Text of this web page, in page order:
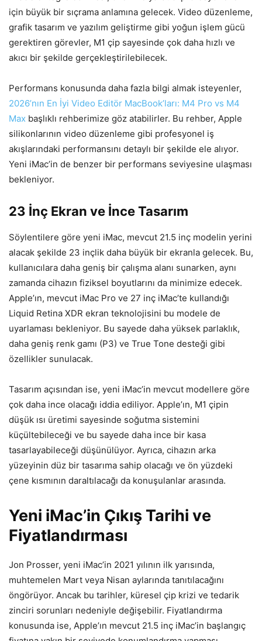
için büyük bir sıçrama anlamına gelecek. Video düzenleme,
grafik tasarım ve yazılım geliştirme gibi yoğun işlem gücü
gerektiren görevler, M1 çip sayesinde çok daha hızlı ve
akıcı bir şekilde gerçekleştirilebilecek.
Performans konusunda daha fazla bilgi almak isteyenler,
2026’nın En İyi Video Editör MacBook’ları: M4 Pro vs M4
Max başlıklı rehberimize göz atabilirler. Bu rehber, Apple
silikonlarının video düzenleme gibi profesyonel iş
akışlarındaki performansını detaylı bir şekilde ele alıyor.
Yeni iMac’in de benzer bir performans seviyesine ulaşması
bekleniyor.
23 İnç Ekran ve İnce Tasarım
Söylentilere göre yeni iMac, mevcut 21.5 inç modelin yerini
alacak şekilde 23 inçlik daha büyük bir ekranla gelecek. Bu,
kullanıcılara daha geniş bir çalışma alanı sunarken, aynı
zamanda cihazın fiziksel boyutlarını da minimize edecek.
Apple’ın, mevcut iMac Pro ve 27 inç iMac’te kullandığı
Liquid Retina XDR ekran teknolojisini bu modele de
uyarlaması bekleniyor. Bu sayede daha yüksek parlaklık,
daha geniş renk gamı (P3) ve True Tone desteği gibi
özellikler sunulacak.
Tasarım açısından ise, yeni iMac’in mevcut modellere göre
çok daha ince olacağı iddia ediliyor. Apple’ın, M1 çipin
düşük ısı üretimi sayesinde soğutma sistemini
küçültebileceği ve bu sayede daha ince bir kasa
tasarlayabileceği düşünülüyor. Ayrıca, cihazın arka
yüzeyinin düz bir tasarıma sahip olacağı ve ön yüzdeki
çene kısmının daraltılacağı da konuşulanlar arasında.
Yeni iMac’in Çıkış Tarihi ve
Fiyatlandırması
Jon Prosser, yeni iMac’in 2021 yılının ilk yarısında,
muhtemelen Mart veya Nisan aylarında tanıtılacağını
öngörüyor. Ancak bu tarihler, küresel çip krizi ve tedarik
zinciri sorunları nedeniyle değişebilir. Fiyatlandırma
konusunda ise, Apple’ın mevcut 21.5 inç iMac’in başlangıç